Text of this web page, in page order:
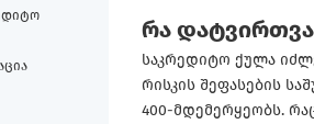
რა
საკრედიტო ქულა
რისკის შეფასების
400-მდემერყეობს.